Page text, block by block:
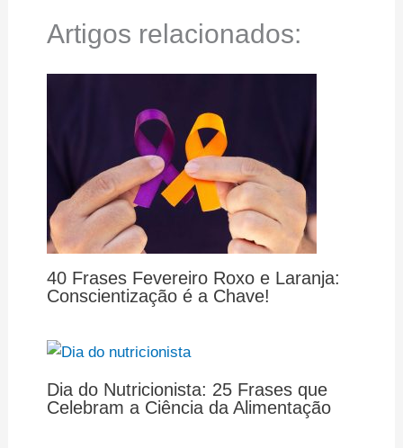
Artigos relacionados:
40 Frases Fevereiro Roxo e Laranja:
Conscientização é a Chave!
Dia do Nutricionista: 25 Frases que
Celebram a Ciência da Alimentação